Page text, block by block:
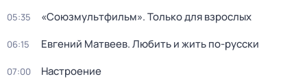
05:35 «Союзмультфильм». Только для взрослых
06:15 Евгений Матвеев. Любить и жить по-русски
07:00 Настроение